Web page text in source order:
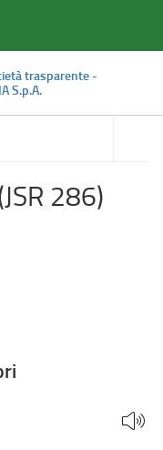
trasparente -
S.p.A.
accedi
286)